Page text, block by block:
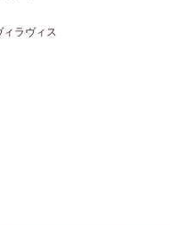
ィラヴィス